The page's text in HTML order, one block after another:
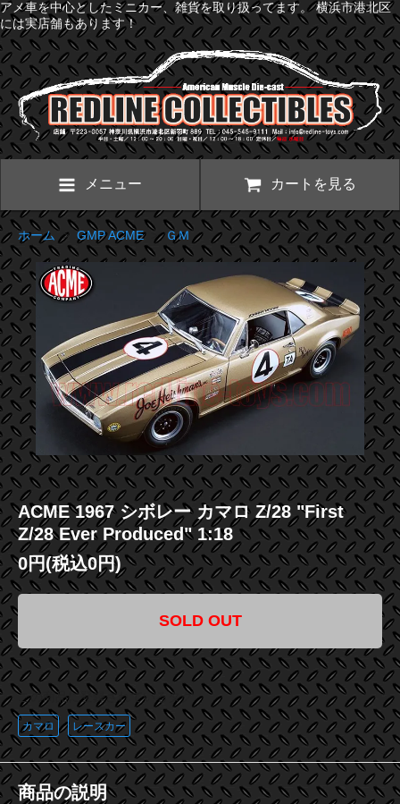
アメ車を中心としたミニカー、雑貨を取り扱ってます。 横浜市港北区
には実店舗もあります！
メニュー カートを見る
ホーム>GMP ACME>ＧＭ
ACME 1967 シボレー カマロ Z/28 "First
Z/28 Ever Produced" 1:18
0円(税込0円)
SOLD OUT
この商品に登録されているタグ
カマロ レースカー
商品の説明